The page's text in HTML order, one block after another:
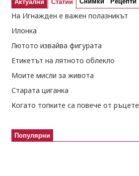
Актуални Статии
На Игнажден е важен полазникът
Илонка
Лютото извайва фигурата
Етикетът на лятното облекло
Моите мисли за живота
Старата циганка
Когато топките са повече от ръцете
Популярни